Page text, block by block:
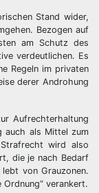
Stand wider,
Bezogen auf
am Schutz des
verdeutlichen. Es
Regeln im privaten
derer Androhung
Aufrechterhaltung
auch als Mittel zum
wird also
die je nach Bedarf
von Grauzonen.
verankert.